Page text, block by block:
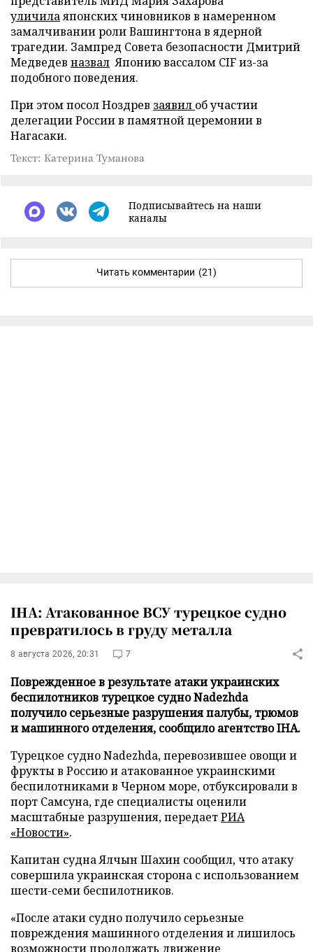
уличилаяпонских чиновников в намеренном
замалчивании роли Вашингтона в ядерной
трагедии. Зампред Совета безопасности Дмитрий
Медведев назвал Японию вассалом CIF из-за
подобного поведения.
При этом посол Ноздрев заявил об участии
делегации России в памятной церемонии в
Нагасаки.
Текст: Катерина Туманова
Подписывайтесь на наши
каналы
Читать комментарии (21)
IHA: Атакованное ВСУ турецкое судно
превратилось в груду металла
8 августа 2026, 20:31 7
Поврежденное в результате атаки украинских
беспилотников турецкое судно Nadezhda
получило серьезные разрушения палубы, трюмов
и машинного отделения, сообщило агентство IHA.
Турецкое судно Nadezhda, перевозившее овощи и
фрукты в Россию и атакованное украинскими
беспилотниками в Черном море, отбуксировали в
порт Самсуна, где специалисты оценили
масштабные разрушения, передаетРИА
«Новости».
Капитан судна Ялчын Шахин сообщил, что атаку
совершила украинская сторона с использованием
шести-семи беспилотников.
«После атаки судно получило серьезные
повреждения машинного отделения и лишилось
возможности продолжать движение